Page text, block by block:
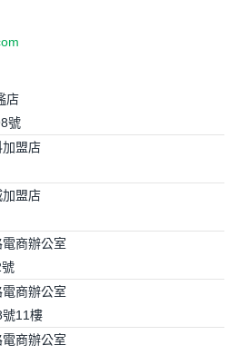
店
號
盟店
盟店
商辦公室
商辦公室
11樓
商辦公室